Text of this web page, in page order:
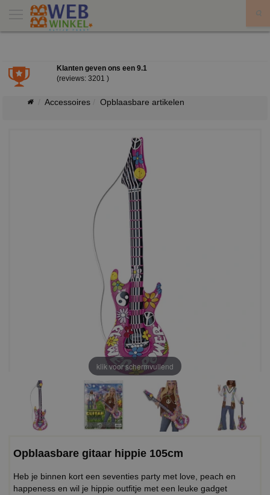
Klanten geven ons een 9.1
(reviews: 3201 )
Accessoires Opblaasbare artikelen
klik voor schermvullend
Opblaasbare gitaar hippie 105cm
Heb je binnen kort een seventies party met love, peach en
happeness en wil je hippie outfitje met een leuke gadget